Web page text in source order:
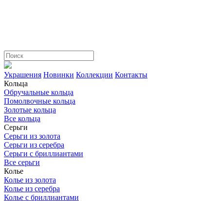
Украшения Новинки Коллекции Контакты
Кольца
Обручальные кольца
Помолвочные кольца
Золотые кольца
Все кольца
Серьги
Серьги из золота
Серьги из серебра
Серьги с бриллиантами
Все серьги
Колье
Колье из золота
Колье из серебра
Колье с бриллиантами